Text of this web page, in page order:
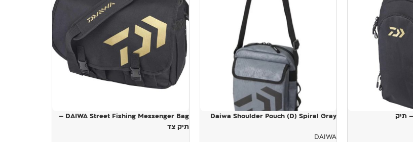
Daiwa Shoulder Pouch (D) Spiral Gray
DAIWA
DAIWA Street Fishing Messenger Bag –
תיק צד